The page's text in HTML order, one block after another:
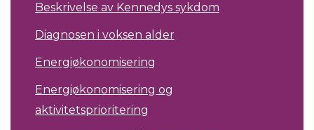
Beskrivelse av Kennedys sykdom
Diagnosen i voksen alder
Energiøkonomisering
Energiøkonomisering og
aktivitetsprioritering